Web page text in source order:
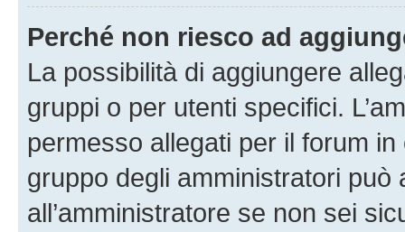
Perché non riesco ad
La possibilità di aggiungere
gruppi o per utenti specifici.
permesso allegati per il forum
gruppo degli amministratori può
all’amministratore se non sei